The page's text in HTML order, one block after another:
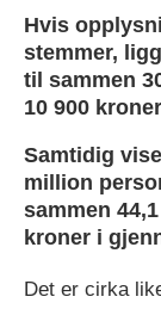
Hvis
stemmer,
til sammen
10 900
Samtidig
million
sammen
kroner i
Det er cirka